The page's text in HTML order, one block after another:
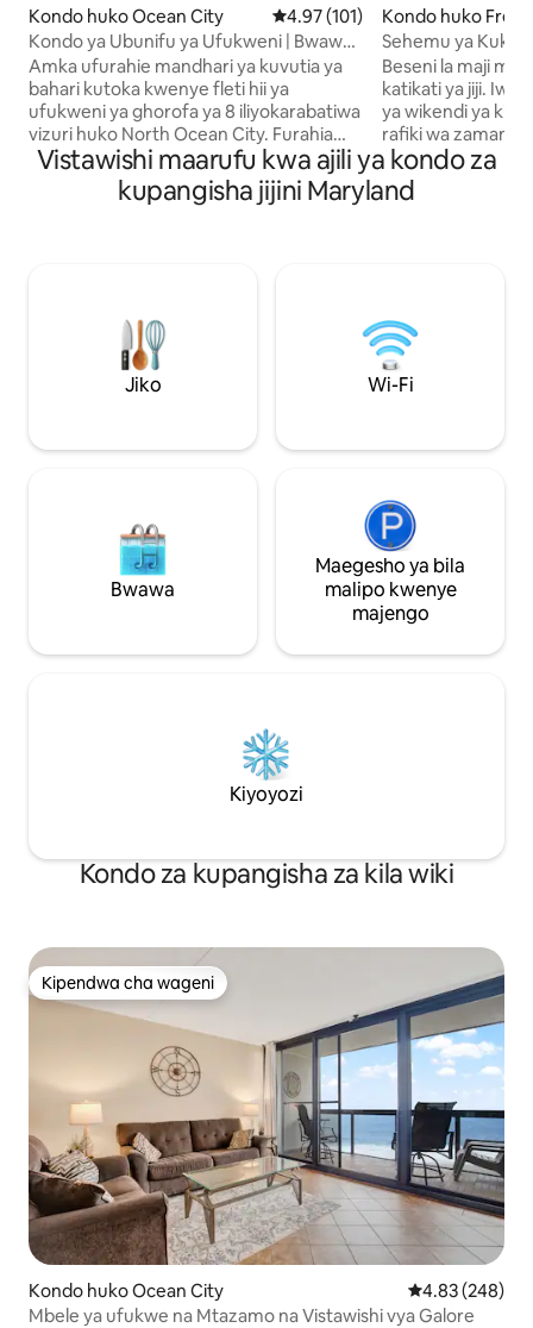
Kondo huko Ocean City Ukadiriaji wa wastani wa 4.97
4.97 (101)
Kondo ya Ubunifu ya Ufukweni | Bwawa,
Beseni la Maji Moto na Sitaha
Amka ufurahie mandhari ya kuvutia ya
bahari kutoka kwenye fleti hii ya
ufukweni ya ghorofa ya 8 iliyokarabatiwa
vizuri huko North Ocean City. Furahia
ufikiaji wa moja kwa moja wa ufukweni,
maeneo mawili ya maegesho
yaliyowekwa, lifti, mashuka na mataulo,
mraba 4,000 iliyo na mwonekano wa
bahari ambayo itakamilika mwaka 2026.
Ndani, eneo hili la mapumziko la
ufukweni lililobuniwa linatoshea watu 8
mapishi ya hali ya juu, roshani binafsi ya
Kondo huko
Sehemu ya
Kubwa + Beseni
Inaweza
Beseni la maji
katikati ya jiji. Iwe unatembelea kwa ajili
ya wikendi ya
rafiki wa zamani
na mbwa wako,
ghorofa mbili,
juu, katikati ya jiji
kwa umakini ni
kupumzika baada
Frederick.
vya pombe,
Vistawishi maarufu kwa ajili ya kondo za
kupangisha jijini Maryland
Jiko Wi-Fi
Bwawa
Maegesho ya bila
malipo kwenye
majengo
Kiyoyozi
Kondo za kupangisha za kila wiki
Kipendwa cha wageni
Kipendwa cha wageni
Kondo huko Ocean City Ukadiriaji wa
4.83 (248)
Mbele ya ufukwe na Mtazamo na Vistawishi vya Galore